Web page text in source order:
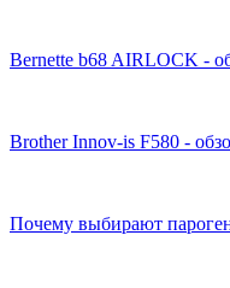
Bernette b68 AIRLOCK -
Brother Innov-is F580 -
Почему выбирают